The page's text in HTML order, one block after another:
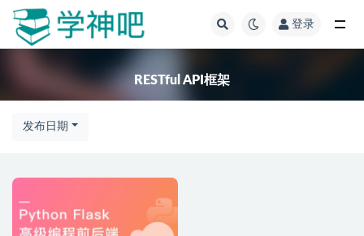
登录
RESTful API框架
发布日期